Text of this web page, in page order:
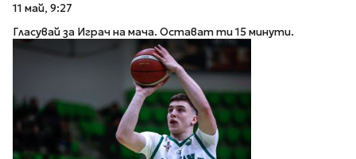
11 май, 9:27
Гласувай за Играч на мача. Остават ти 15 минути.